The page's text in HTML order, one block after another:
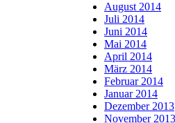
August 2014
Juli 2014
Juni 2014
Mai 2014
April 2014
März 2014
Februar 2014
Januar 2014
Dezember 2013
November 2013